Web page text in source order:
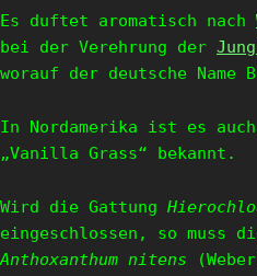
Es duftet aromatisch nach
bei der Verehrung der
worauf der deutsche Name
In Nordamerika ist es
„Vanilla Grass“ bekannt.
Wird die Gattung
eingeschlossen, so muss
Anthoxanthum nitens